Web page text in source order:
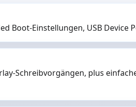
Boot-Einstellungen, USB Device
Schreibvorgängen, plus